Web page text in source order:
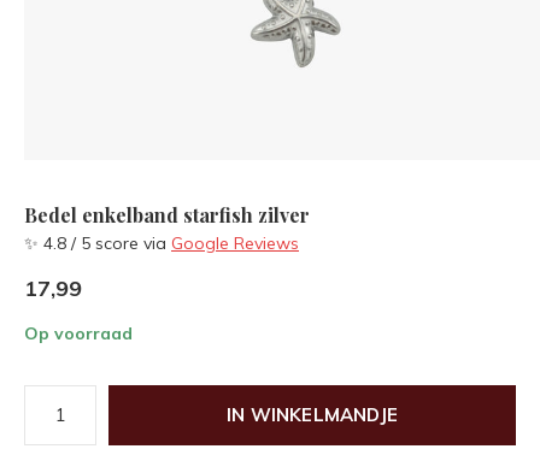
Bedel enkelband starfish zilver
✨ 4.8 / 5 score via Google Reviews
17,99
Op voorraad
IN WINKELMANDJE